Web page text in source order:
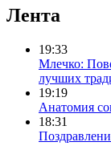
Лента
19:33
Млечко:
лучших
19:19
Анатомия
18:31